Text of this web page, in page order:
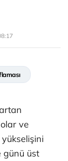
ve
günü üst